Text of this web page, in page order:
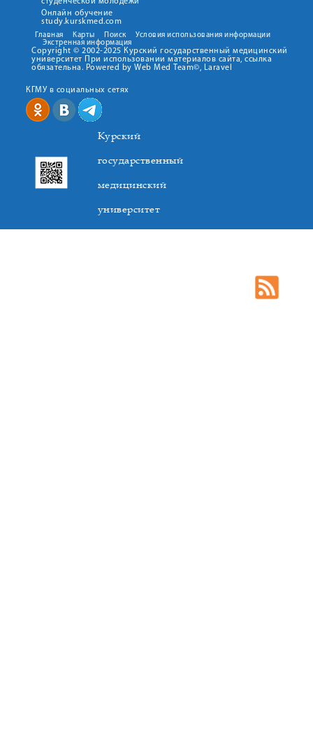
Онлайн обучение
study.kurskmed.com
Главная Карты Поиск
Условия использования информации
Экстренная информация
Copyright © 2002-2025 Курский государственный медицинский
университет При использовании материалов сайта, ссылка
обязательна. Powered by Web Med Team©, Laravel
КГМУ в социальных сетях
Курский
государственный
медицинский
университет